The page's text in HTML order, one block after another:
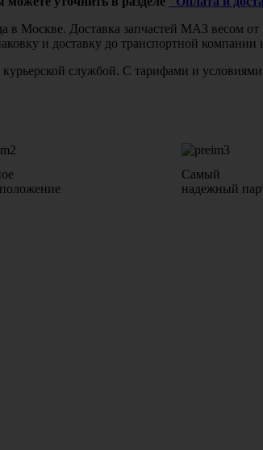
в Москве. Доставка запчастей МАЗ
и доставку до транспортной компании
курьерской службой. С тарифами и
Самый
надежный